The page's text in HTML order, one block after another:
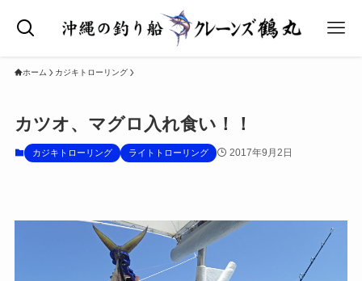
ホーム カジキトローリング
カツオ、マグロ入れ食い！！
カジキトローリング ライトトローリング 2017年9月2日